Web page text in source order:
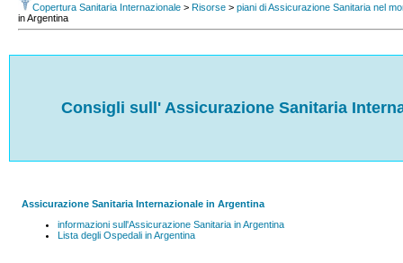
Copertura Sanitaria Internazionale > Risorse > piani di Assicurazione Sanitaria nel
in Argentina
Consigli sull' Assicurazione Sanitaria
Assicurazione Sanitaria Internazionale in Argentina
informazioni sull'Assicurazione Sanitaria in Argentina
Lista degli Ospedali in Argentina